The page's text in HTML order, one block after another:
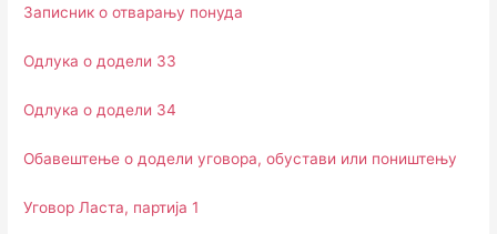
Записник о отварању понуда
Одлука о додели 33
Одлука о додели 34
Обавештење о додели уговора, обустави или поништењу
Уговор Ласта, партија 1